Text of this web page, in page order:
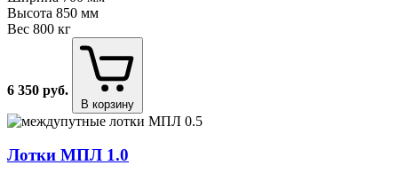
Высота 850 мм
Вес 800 кг
6 350 руб.
В корзину
Лотки МПЛ 1.0